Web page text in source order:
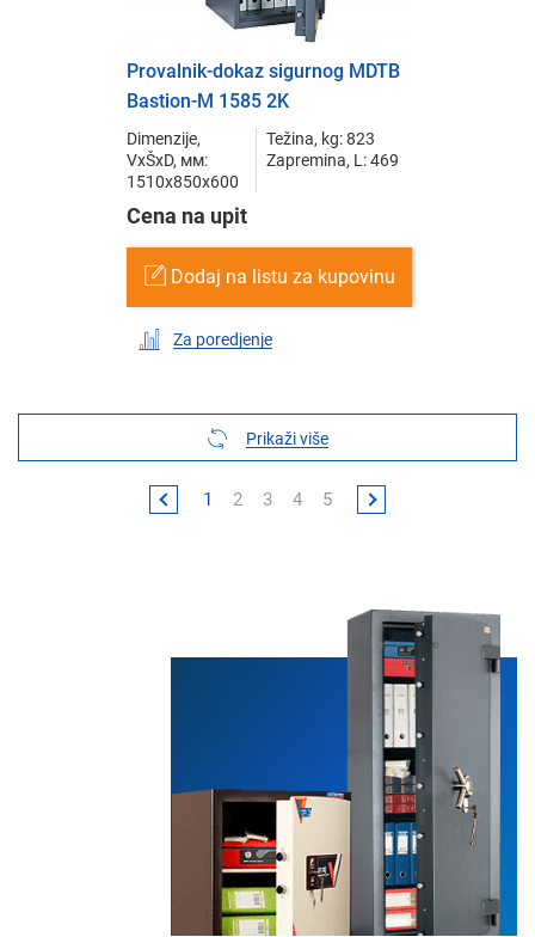
Provalnik-dokaz sigurnog MDTB
Bastion-M 1585 2K
Dimenzije,
VxŠxD, мм:
1510x850x600
Težina, kg: 823
Zapremina, L: 469
Cena na upit
Dodaj na listu za kupovinu
Za poredjenje
Prikaži više
1 2 3 4 5